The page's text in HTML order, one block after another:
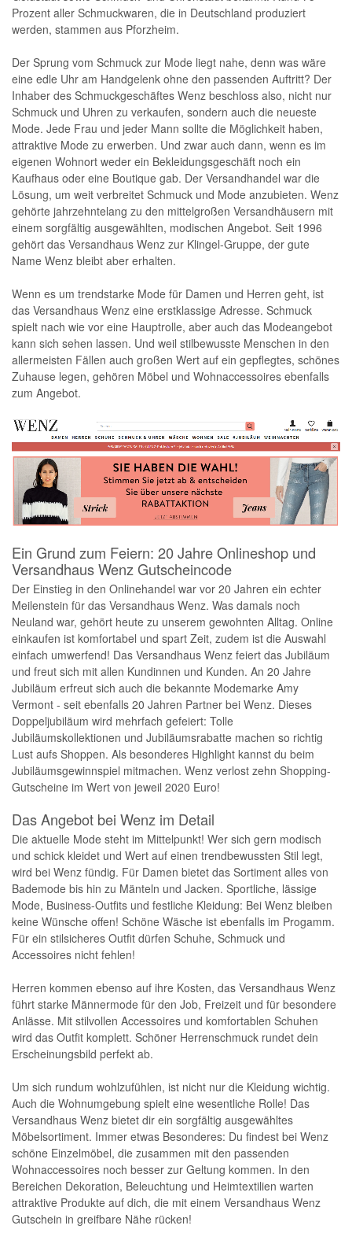
Prozent aller Schmuckwaren, die in Deutschland produziert
werden, stammen aus Pforzheim.
Der Sprung vom Schmuck zur Mode liegt nahe, denn was wäre
eine edle Uhr am Handgelenk ohne den passenden Auftritt? Der
Inhaber des Schmuckgeschäftes Wenz beschloss also, nicht nur
Schmuck und Uhren zu verkaufen, sondern auch die neueste
Mode. Jede Frau und jeder Mann sollte die Möglichkeit haben,
attraktive Mode zu erwerben. Und zwar auch dann, wenn es im
eigenen Wohnort weder ein Bekleidungsgeschäft noch ein
Kaufhaus oder eine Boutique gab. Der Versandhandel war die
Lösung, um weit verbreitet Schmuck und Mode anzubieten. Wenz
gehörte jahrzehntelang zu den mittelgroßen Versandhäusern mit
einem sorgfältig ausgewählten, modischen Angebot. Seit 1996
gehört das Versandhaus Wenz zur Klingel-Gruppe, der gute
Name Wenz bleibt aber erhalten.
Wenn es um trendstarke Mode für Damen und Herren geht, ist
das Versandhaus Wenz eine erstklassige Adresse. Schmuck
spielt nach wie vor eine Hauptrolle, aber auch das Modeangebot
kann sich sehen lassen. Und weil stilbewusste Menschen in den
allermeisten Fällen auch großen Wert auf ein gepflegtes, schönes
Zuhause legen, gehören Möbel und Wohnaccessoires ebenfalls
zum Angebot.
Ein Grund zum Feiern: 20 Jahre Onlineshop und
Versandhaus Wenz Gutscheincode
Der Einstieg in den Onlinehandel war vor 20 Jahren ein echter
Meilenstein für das Versandhaus Wenz. Was damals noch
Neuland war, gehört heute zu unserem gewohnten Alltag. Online
einkaufen ist komfortabel und spart Zeit, zudem ist die Auswahl
einfach umwerfend! Das Versandhaus Wenz feiert das Jubiläum
und freut sich mit allen Kundinnen und Kunden. An 20 Jahre
Jubiläum erfreut sich auch die bekannte Modemarke Amy
Vermont - seit ebenfalls 20 Jahren Partner bei Wenz. Dieses
Doppeljubiläum wird mehrfach gefeiert: Tolle
Jubiläumskollektionen und Jubiläumsrabatte machen so richtig
Lust aufs Shoppen. Als besonderes Highlight kannst du beim
Jubiläumsgewinnspiel mitmachen. Wenz verlost zehn Shopping-
Gutscheine im Wert von jeweil 2020 Euro!
Das Angebot bei Wenz im Detail
Die aktuelle Mode steht im Mittelpunkt! Wer sich gern modisch
und schick kleidet und Wert auf einen trendbewussten Stil legt,
wird bei Wenz fündig. Für Damen bietet das Sortiment alles von
Bademode bis hin zu Mänteln und Jacken. Sportliche, lässige
Mode, Business-Outfits und festliche Kleidung: Bei Wenz bleiben
keine Wünsche offen! Schöne Wäsche ist ebenfalls im Progamm.
Für ein stilsicheres Outfit dürfen Schuhe, Schmuck und
Accessoires nicht fehlen!
Herren kommen ebenso auf ihre Kosten, das Versandhaus Wenz
führt starke Männermode für den Job, Freizeit und für besondere
Anlässe. Mit stilvollen Accessoires und komfortablen Schuhen
wird das Outfit komplett. Schöner Herrenschmuck rundet dein
Erscheinungsbild perfekt ab.
Um sich rundum wohlzufühlen, ist nicht nur die Kleidung wichtig.
Auch die Wohnumgebung spielt eine wesentliche Rolle! Das
Versandhaus Wenz bietet dir ein sorgfältig ausgewähltes
Möbelsortiment. Immer etwas Besonderes: Du findest bei Wenz
schöne Einzelmöbel, die zusammen mit den passenden
Wohnaccessoires noch besser zur Geltung kommen. In den
Bereichen Dekoration, Beleuchtung und Heimtextilien warten
attraktive Produkte auf dich, die mit einem Versandhaus Wenz
Gutschein in greifbare Nähe rücken!